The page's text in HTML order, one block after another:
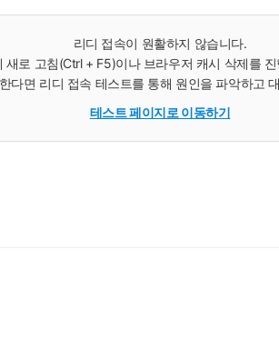
리디 접속이 원활하지 않습니다.
새로 고침(Ctrl + F5)이나 브라우저 캐시 삭제를
다면 리디 접속 테스트를 통해 원인을 파악하고
테스트 페이지로 이동하기